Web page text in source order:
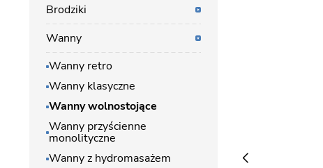
Brodziki
Wanny
Wanny retro
Wanny klasyczne
Wanny wolnostojące
Wanny przyścienne
monolityczne
Wanny z hydromasażem